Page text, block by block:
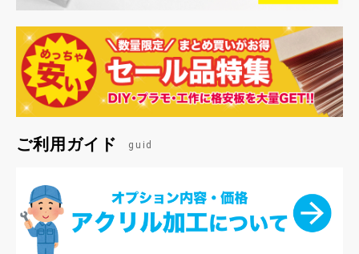
ご利用ガイド guid